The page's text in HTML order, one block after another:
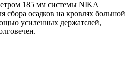
185 мм системы NIKA
осадков на кровлях большой
усиленных держателей,